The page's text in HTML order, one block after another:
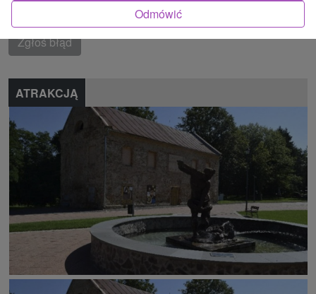
Znalazłeś błąd lub chcesz polecić nam nową atrakcję
Zgłoś błąd
ATRAKCJĄ
Odmówić